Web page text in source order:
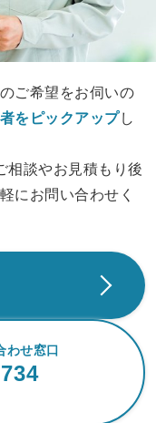
ご希望をお伺いの
をピックアップし
相談やお見積もり後
にお問い合わせく
わせ窓口